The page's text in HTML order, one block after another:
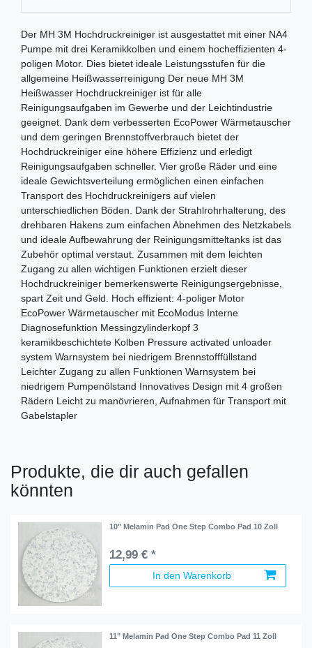
Der MH 3M Hochdruckreiniger ist ausgestattet mit einer NA4
Pumpe mit drei Keramikkolben und einem hocheffizienten 4-
poligen Motor. Dies bietet ideale Leistungsstufen für die
allgemeine Heißwasserreinigung Der neue MH 3M
Heißwasser Hochdruckreiniger ist für alle
Reinigungsaufgaben im Gewerbe und der Leichtindustrie
geeignet. Dank dem verbesserten EcoPower Wärmetauscher
und dem geringen Brennstoffverbrauch bietet der
Hochdruckreiniger eine höhere Effizienz und erledigt
Reinigungsaufgaben schneller. Vier große Räder und eine
ideale Gewichtsverteilung ermöglichen einen einfachen
Transport des Hochdruckreinigers auf vielen
unterschiedlichen Böden. Dank der Strahlrohrhalterung, des
drehbaren Hakens zum einfachen Abnehmen des Netzkabels
und ideale Aufbewahrung der Reinigungsmitteltanks ist das
Zubehör optimal verstaut. Zusammen mit dem leichten
Zugang zu allen wichtigen Funktionen erzielt dieser
Hochdruckreiniger bemerkenswerte Reinigungsergebnisse,
spart Zeit und Geld. Hoch effizient: 4-poliger Motor
EcoPower Wärmetauscher mit EcoModus Interne
Diagnosefunktion Messingzylinderkopf 3
keramikbeschichtete Kolben Pressure activated unloader
system Warnsystem bei niedrigem Brennstofffüllstand
Leichter Zugang zu allen Funktionen Warnsystem bei
niedrigem Pumpenölstand Innovatives Design mit 4 großen
Rädern Leicht zu manövrieren, Aufnahmen für Transport mit
Gabelstapler
Produkte, die dir auch gefallen
könnten
10" Melamin Pad One Step Combo Pad 10 Zoll
12,99 € *
In den Warenkorb
11" Melamin Pad One Step Combo Pad 11 Zoll